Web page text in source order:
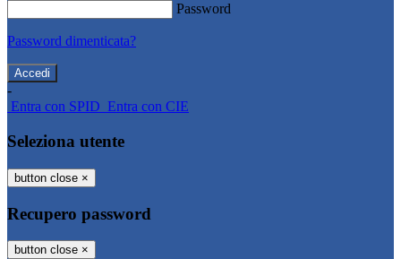
Password
Password dimenticata?
-
Entra con SPID Entra con CIE
Seleziona utente
button close ×
Recupero password
button close ×